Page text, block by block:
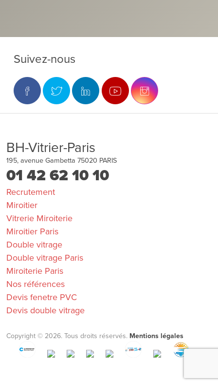
Suivez-nous
BH-Vitrier-Paris
195, avenue Gambetta 75020 PARIS
01 42 62 10 10
Recrutement
Miroitier
Vitrerie Miroiterie
Miroitier Paris
Double vitrage
Double vitrage Paris
Miroiterie Paris
Nos références
Devis fenetre PVC
Devis double vitrage
Copyright © 2026. Tous droits réservés. Mentions légales